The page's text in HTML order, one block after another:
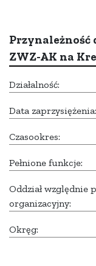
Przynależność
ZWZ-AK na
Działalność:
Data zaprzysiężenia:
Czasookres:
Pełnione funkcje:
Oddział względnie
organizacyjny:
Okręg: